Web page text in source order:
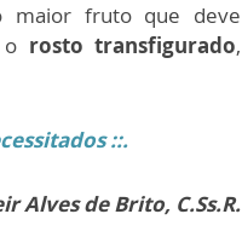
maior fruto que deve
rosto transfigurado,
::.
Alves de Brito, C.Ss.R.